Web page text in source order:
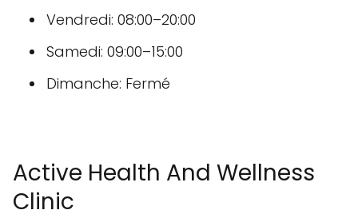
Vendredi: 08:00–20:00
Samedi: 09:00–15:00
Dimanche: Fermé
Active Health And Wellness
Clinic